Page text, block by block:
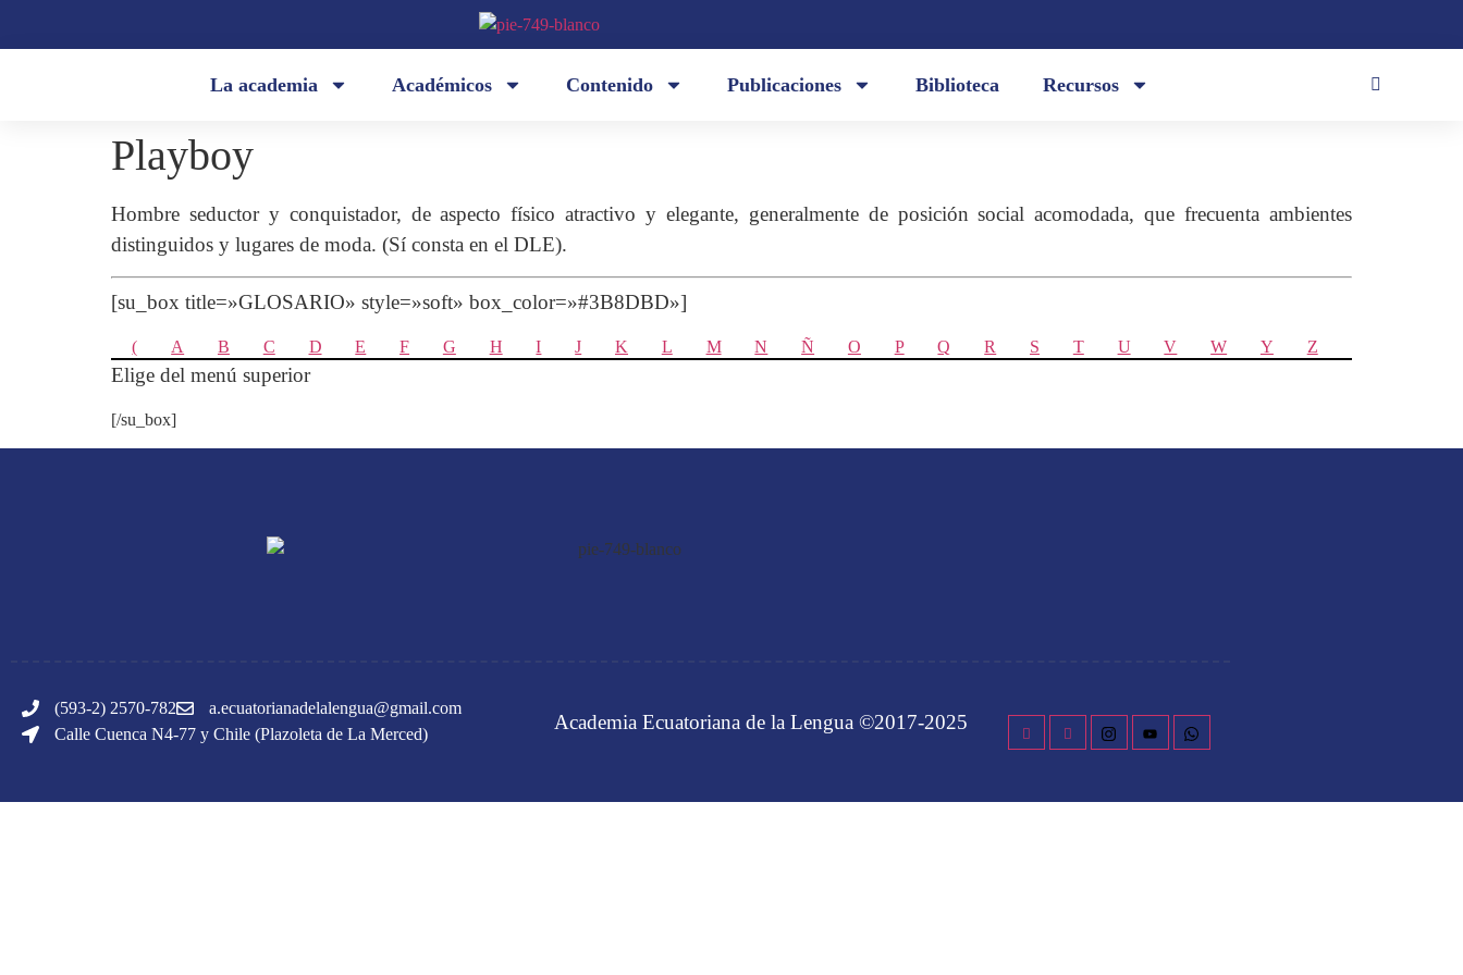
La academia Académicos Contenido Publicaciones Biblioteca Recursos
Playboy
Hombre seductor y conquistador, de aspecto físico atractivo y elegante, generalmente de posición social acomodada, que frecuenta ambientes
distinguidos y lugares de moda. (Sí consta en el DLE).
[su_box title=»GLOSARIO» style=»soft» box_color=»#3B8DBD»]
( A B C D E F G H I J K L M N Ñ O P Q R S T U V W Y Z
Elige del menú superior
[/su_box]
(593-2) 2570-782
a.ecuatorianadelalengua@gmail.com
Calle Cuenca N4-77 y Chile (Plazoleta de La Merced)
Academia Ecuatoriana de la Lengua ©2017-2025